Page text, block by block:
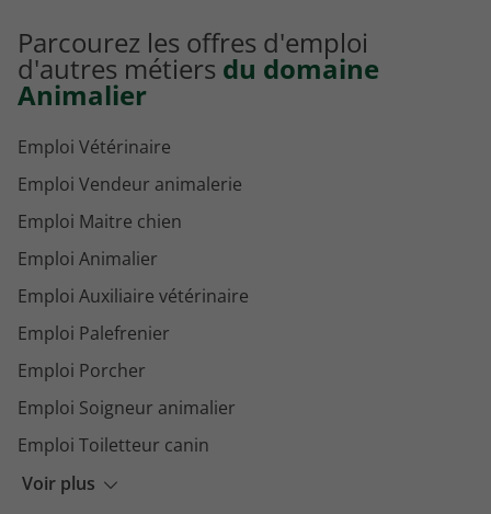
Emploi Agent cynophile de sécurité à Besançon
Parcourez les offres d'emploi
d'autres métiers du domaine
Animalier
Voir plus
Emploi Vétérinaire
Emploi Vendeur animalerie
Emploi Maitre chien
Emploi Animalier
Emploi Auxiliaire vétérinaire
Emploi Palefrenier
Emploi Porcher
Emploi Soigneur animalier
Emploi Toiletteur canin
Emploi Zootechnicien